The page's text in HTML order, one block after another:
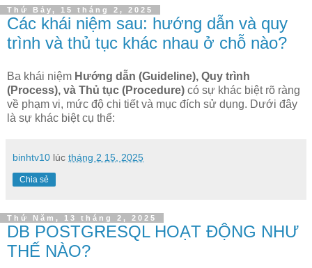
Thứ Bảy, 15 tháng 2, 2025
Các khái niệm sau: hướng dẫn và quy
trình và thủ tục khác nhau ở chỗ nào?
Ba khái niệm Hướng dẫn (Guideline), Quy trình
(Process), và Thủ tục (Procedure) có sự khác biệt rõ ràng
về phạm vi, mức độ chi tiết và mục đích sử dụng. Dưới đây
là sự khác biệt cụ thể:
binhtv10 lúc tháng 2 15, 2025
Chia sẻ
Thứ Năm, 13 tháng 2, 2025
DB POSTGRESQL HOẠT ĐỘNG NHƯ
THẾ NÀO?